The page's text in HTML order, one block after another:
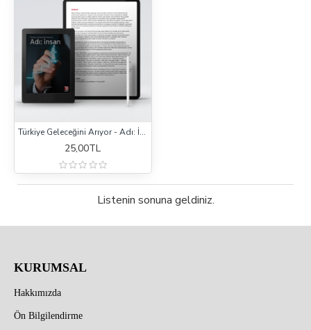
Türkiye Geleceğini Arıyor - Adı: İnsan (e-Kitap)
25,00TL
Listenin sonuna geldiniz.
KURUMSAL
Hakkımızda
Ön Bilgilendirme